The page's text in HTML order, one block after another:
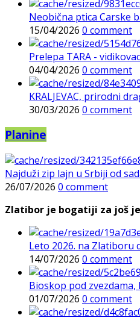
Neobična ptica Carske
15/04/2026 0 comment
Prelepa TARA -
04/04/2026 0 comment
KRALJEVAC, prirodni
30/03/2026 0 comment
Planine
Najduži zip lajn u Srbiji od
26/07/2026 0 comment
Zlatibor je bogatiji za još
Leto 2026. na Zlatiboru
14/07/2026 0 comment
Bioskop pod zvezdama,
01/07/2026 0 comment